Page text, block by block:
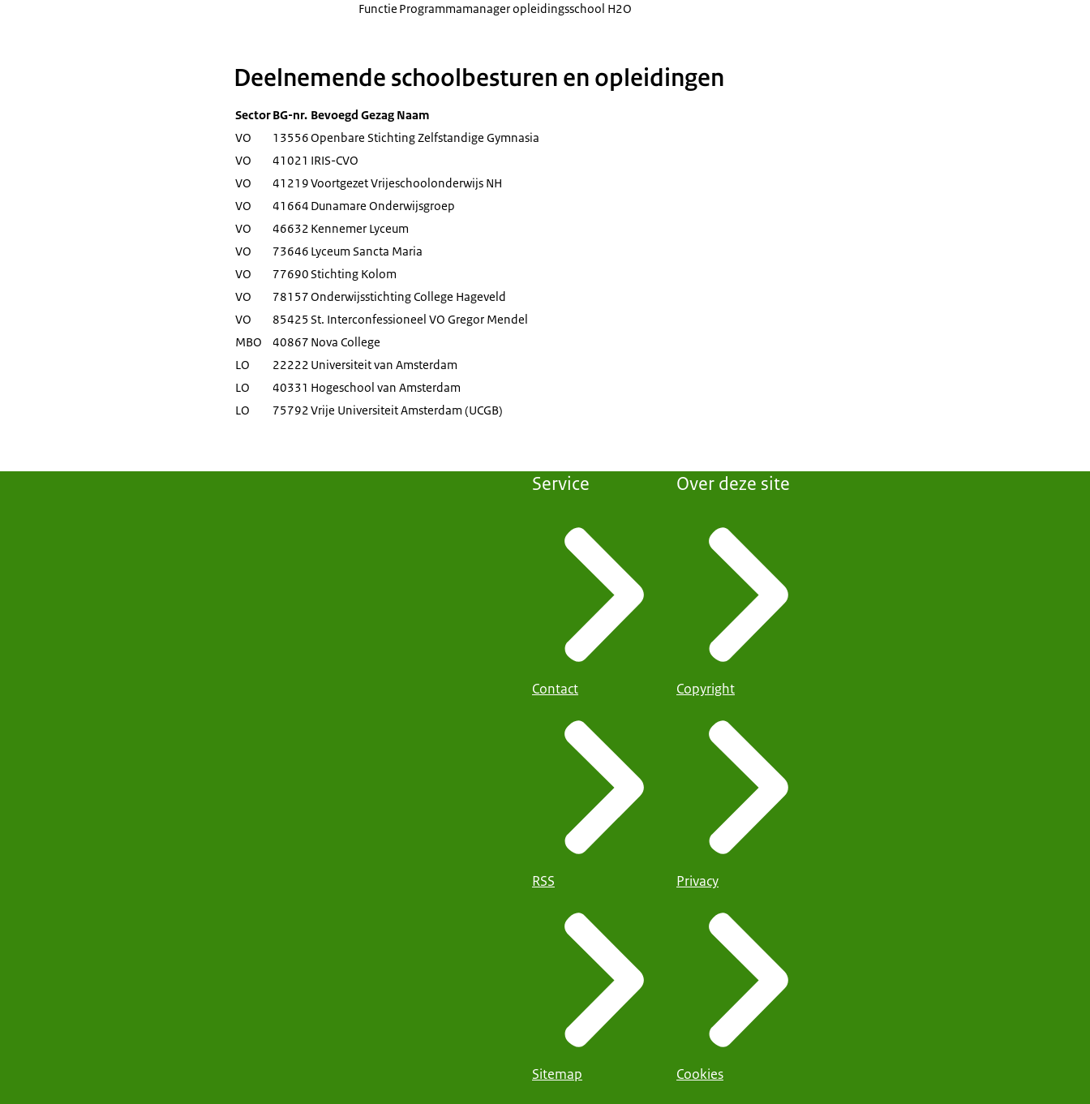
Functie Programmamanager opleidingsschool H2O
Deelnemende schoolbesturen en opleidingen
SectorBG-nr. Bevoegd Gezag Naam
VO
13556Openbare Stichting Zelfstandige Gymnasia
VO
41021 IRIS-CVO
VO
41219Voortgezet Vrijeschoolonderwijs NH
VO
41664 Dunamare Onderwijsgroep
VO
46632 Kennemer Lyceum
VO
73646 Lyceum Sancta Maria
VO
77690Stichting Kolom
VO
78157Onderwijsstichting College Hageveld
VO
85425St. Interconfessioneel VO Gregor Mendel
MBO
40867 Nova College
LO
22222 Universiteit van Amsterdam
LO
40331 Hogeschool van Amsterdam
LO
75792Vrije Universiteit Amsterdam (UCGB)
Service
Contact
RSS
Sitemap
Over deze site
Copyright
Privacy
Cookies